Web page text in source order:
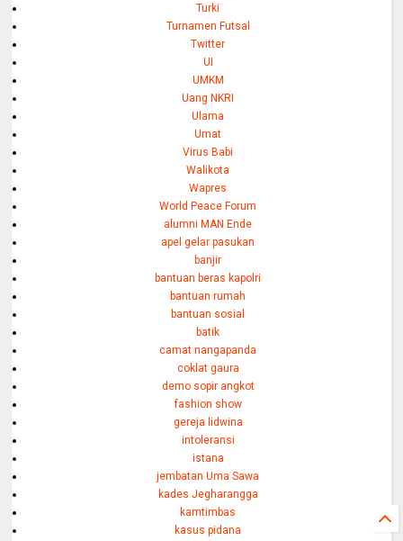
Turki
Turnamen Futsal
Twitter
UI
UMKM
Uang NKRI
Ulama
Umat
Virus Babi
Walikota
Wapres
World Peace Forum
alumni MAN Ende
apel gelar pasukan
banjir
bantuan beras kapolri
bantuan rumah
bantuan sosial
batik
camat nangapanda
coklat gaura
demo sopir angkot
fashion show
gereja lidwina
intoleransi
istana
jembatan Uma Sawa
kades Jegharangga
kamtimbas
kasus pidana